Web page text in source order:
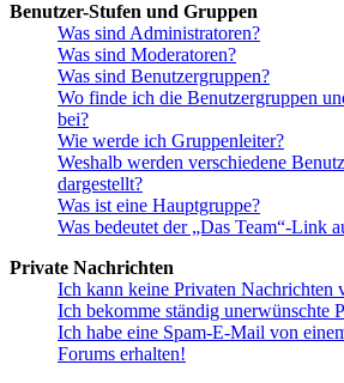
Benutzer-Stufen und Gruppen
Was sind Administratoren?
Was sind Moderatoren?
Was sind Benutzergruppen?
Wo finde ich die Benutzergruppen
bei?
Wie werde ich Gruppenleiter?
Weshalb werden verschiedene
dargestellt?
Was ist eine Hauptgruppe?
Was bedeutet der „Das Team“-Link
Private Nachrichten
Ich kann keine Privaten Nachrichten
Ich bekomme ständig unerwünschte
Ich habe eine Spam-E-Mail von
Forums erhalten!